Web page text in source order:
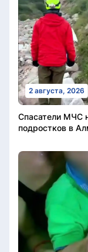
2 августа, 2026
Спасатели МЧС
подростков в